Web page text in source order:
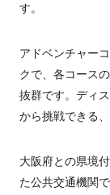
す。
アドベンチャー
クで、各コース
抜群です。ディ
から挑戦できる
大阪府との県境
た公共交通機関